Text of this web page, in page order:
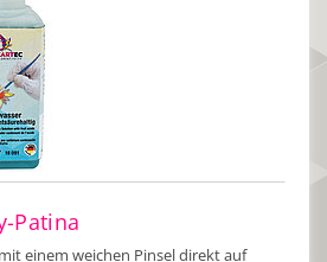
Patina
einem weichen Pinsel direkt auf